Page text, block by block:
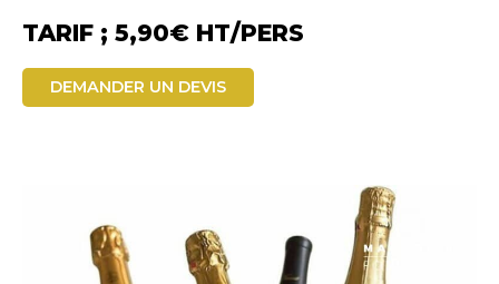
TARIF ; 5,90€ HT/PERS
DEMANDER UN DEVIS